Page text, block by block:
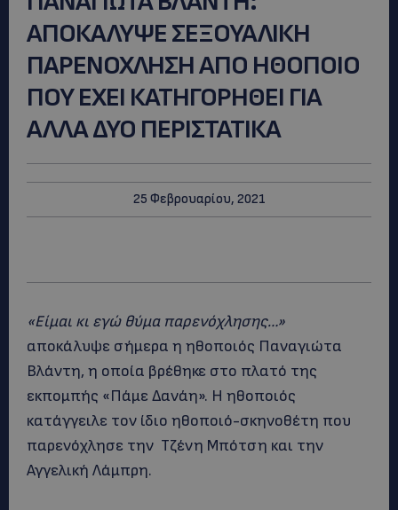
AΠΟΚΑΛΥΨΕ ΣΕΞΟΥΑΛΙΚΗ
ΠΑΡΕΝΟΧΛΗΣΗ ΑΠΟ ΗΘΟΠΟΙΟ
ΠΟΥ ΕΧΕΙ ΚΑΤΗΓΟΡΗΘΕΙ ΓΙΑ
ΑΛΛΑ ΔΥΟ ΠΕΡΙΣΤΑΤΙΚΑ
25 Φεβρουαρίου, 2021
«Είμαι κι εγώ θύμα παρενόχλησης…»
αποκάλυψε σήμερα η ηθοποιός Παναγιώτα
Βλάντη, η οποία βρέθηκε στο πλατό της
εκπομπής «Πάμε Δανάη». Η ηθοποιός
κατάγγειλε τον ίδιο ηθοποιό-σκηνοθέτη που
παρενόχλησε την Τζένη Μπότση και την
Αγγελική Λάμπρη.